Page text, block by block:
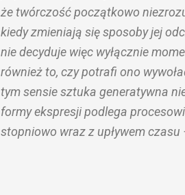
że twórczość początkowo
kiedy zmieniają się sposoby jej
nie decyduje więc wyłącznie
również to, czy potrafi ono
tym sensie sztuka generatywna
formy ekspresji podlega
stopniowo wraz z upływem